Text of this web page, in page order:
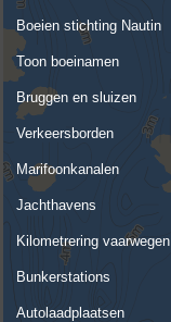
Boeien stichting Nautin
Toon boeinamen
Bruggen en sluizen
Verkeersborden
Marifoonkanalen
Jachthavens
Kilometrering vaarwegen
Bunkerstations
Autolaadplaatsen